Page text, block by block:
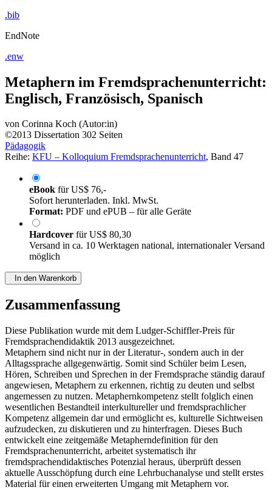
.bib
EndNote
.enw
Metaphern im Fremdsprachenunterricht:
Englisch, Französisch, Spanisch
von Corinna Koch (Autor:in)
©2013 Dissertation 302 Seiten
Pädagogik
Reihe: KFU – Kolloquium Fremdsprachenunterricht, Band 47
eBook fürUS$ 76,-
Sofort herunterladen. Inkl. MwSt.
Format: PDF und ePUB – für alle Geräte
Hardcover fürUS$ 80,30
Versand in ca. 10 Werktagen national, internationaler Versand
möglich
In den Warenkorb
Zusammenfassung
Diese Publikation wurde mit dem Ludger-Schiffler-Preis für
Fremdsprachendidaktik 2013 ausgezeichnet.
Metaphern sind nicht nur in der Literatur-, sondern auch in der
Alltagssprache allgegenwärtig. Somit sind Schüler beim Lesen,
Hören, Schreiben und Sprechen in der Fremdsprache ständig darauf
angewiesen, Metaphern zu erkennen, richtig zu deuten und selbst
angemessen zu nutzen. Metaphernkompetenz stellt folglich einen
wesentlichen Bestandteil interkultureller und fremdsprachlicher
Kompetenz allgemein dar und ermöglicht es, kulturelle Sichtweisen
aufzudecken, zu diskutieren und zu hinterfragen. Dieses Buch
entwickelt eine zeitgemäße Metapherndefinition für den
Fremdsprachenunterricht, arbeitet systematisch ihr
fremdsprachendidaktisches Potenzial heraus, überprüft dessen
aktuelle Ausschöpfung durch eine Lehrbuchanalyse und stellt erstes
Material für einen erweiterten Umgang mit Metaphern vor.